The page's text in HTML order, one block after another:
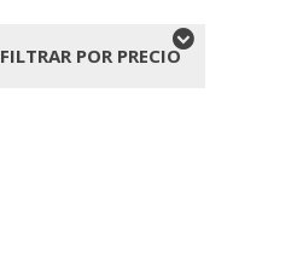
FILTRAR POR PRECIO